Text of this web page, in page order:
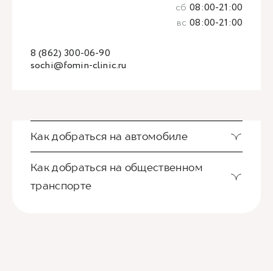
sochi@fomin-clinic.ru
8 (862) 300-06-90
сб 08:00-21:00
вс 08:00-21:00
Как добраться на автомобиле
Как добраться на общественном
транспорте